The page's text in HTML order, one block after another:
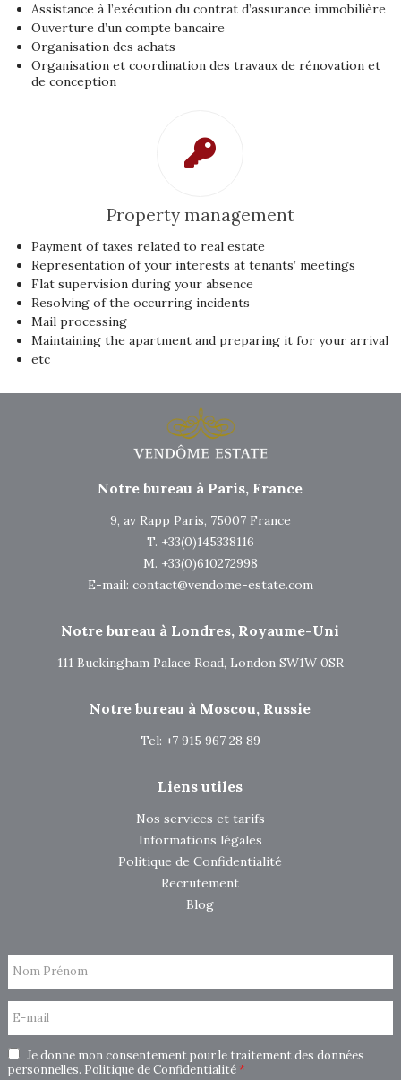
Assistance à l’exécution du contrat d’assurance immobilière
Ouverture d’un compte bancaire
Organisation des achats
Organisation et coordination des travaux de rénovation et
de conception
Property management
Payment of taxes related to real estate
Representation of your interests at tenants’ meetings
Flat supervision during your absence
Resolving of the occurring incidents
Mail processing
Maintaining the apartment and preparing it for your arrival
etc
Notre bureau à Paris, France
9, av Rapp Paris, 75007 France
T. +33(0)145338116
M. +33(0)610272998
E-mail: contact@vendome-estate.com
Notre bureau à Londres, Royaume-Uni
111 Buckingham Palace Road, London SW1W 0SR
Notre bureau à Moscou, Russie
Tel: +7 915 967 28 89
Liens utiles
Nos services et tarifs
Informations légales
Politique de Confidentialité
Recrutement
Blog
Nom Prénom
E-mail
Je donne mon consentement pour le traitement des données
personnelles. Politique de Confidentialité*